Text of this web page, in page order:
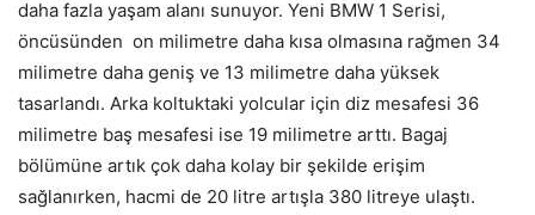
daha fazla yaşam alanı sunuyor. Yeni BMW 1 Serisi,
öncüsünden on milimetre daha kısa olmasına rağmen 34
milimetre daha geniş ve 13 milimetre daha yüksek
tasarlandı. Arka koltuktaki yolcular için diz mesafesi 36
milimetre baş mesafesi ise 19 milimetre arttı. Bagaj
bölümüne artık çok daha kolay bir şekilde erişim
sağlanırken, hacmi de 20 litre artışla 380 litreye ulaştı.